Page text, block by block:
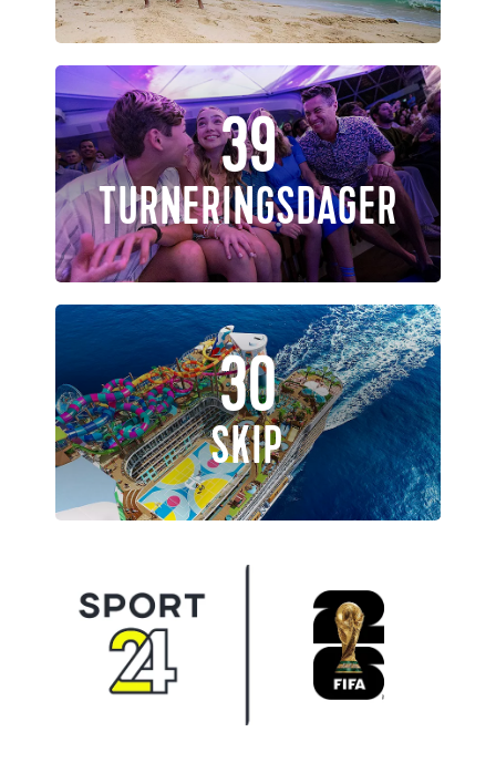
39
TURNERINGSDAGER
30
SKIP